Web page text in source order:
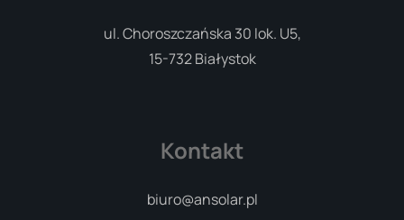
ul. Choroszczańska 30 lok. U5,
15-732 Białystok
Kontakt
biuro@ansolar.pl